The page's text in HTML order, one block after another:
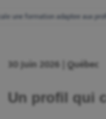
une formation adaptee aux
30 Juin 2026 | Québec
Un profil qui